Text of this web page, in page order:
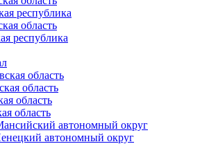
республика
область
республика
область
область
область
область
автономный округ
автономный округ